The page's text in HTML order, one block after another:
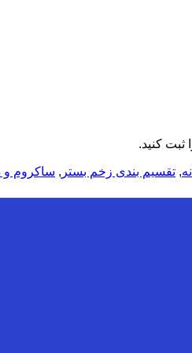
کنید.
, تقسیم بندی زخم بستر , ساکروم و